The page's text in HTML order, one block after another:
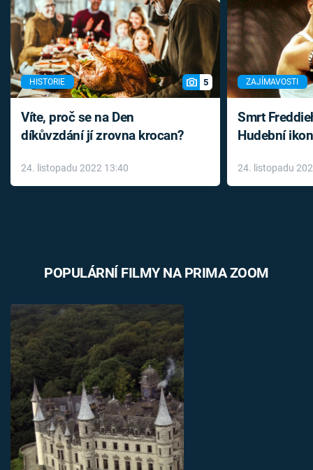
HISTORIE 5
Víte, proč se na Den
díkůvzdání jí zrovna krocan?
24. listopadu 2022 13:40
ZAJÍMAVOSTI
Smrt
Hudební
léky
24. listopadu
POPULÁRNÍ FILMY NA PRIMA ZOOM